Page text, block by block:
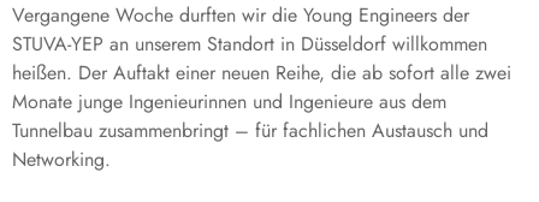
Vergangene Woche durften wir die Young Engineers der
STUVA-YEP an unserem Standort in Düsseldorf willkommen
heißen. Der Auftakt einer neuen Reihe, die ab sofort alle zwei
Monate junge Ingenieurinnen und Ingenieure aus dem
Tunnelbau zusammenbringt – für fachlichen Austausch und
Networking.